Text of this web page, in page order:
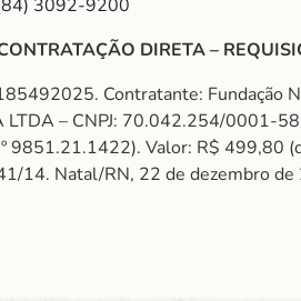
3092-9200
DIRETA –
Contratante: Fundação
LTDA – CNPJ: 70.042.254/0001-
9851.21.1422). Valor: R$ 499,80
14. Natal/RN, 22 de dezembro